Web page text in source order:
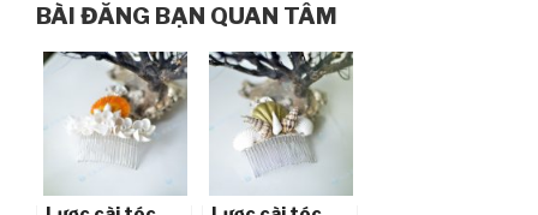
BÀI ĐĂNG BẠN QUAN TÂM